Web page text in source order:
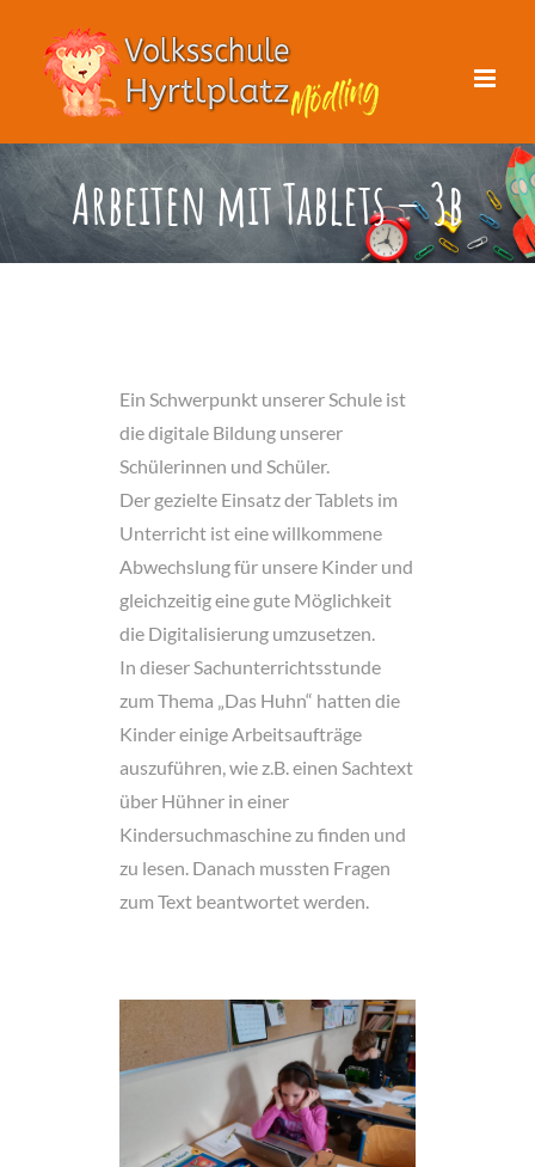
Inhalt
springen
Arbeiten mit Tablets – 3b
Ein Schwerpunkt unserer Schule ist
die digitale Bildung unserer
Schülerinnen und Schüler.
Der gezielte Einsatz der Tablets im
Unterricht ist eine willkommene
Abwechslung für unsere Kinder und
gleichzeitig eine gute Möglichkeit
die Digitalisierung umzusetzen.
In dieser Sachunterrichtsstunde
zum Thema „Das Huhn“ hatten die
Kinder einige Arbeitsaufträge
auszuführen, wie z.B. einen Sachtext
über Hühner in einer
Kindersuchmaschine zu finden und
zu lesen. Danach mussten Fragen
zum Text beantwortet werden.